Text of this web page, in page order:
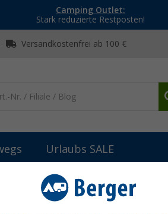
Camping Outlet:
Stark reduzierte Restposten!
Versandkostenfrei ab 100 €
Urlaubs SALE